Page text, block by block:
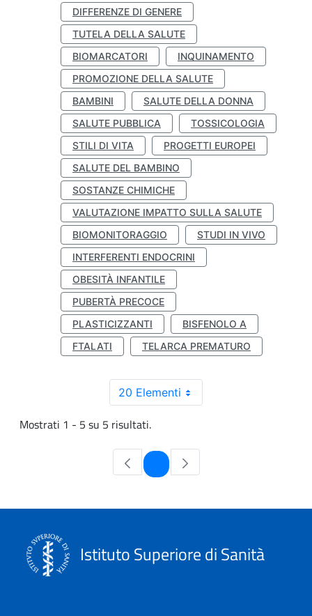
DIFFERENZE DI GENERE
TUTELA DELLA SALUTE
BIOMARCATORI
INQUINAMENTO
PROMOZIONE DELLA SALUTE
BAMBINI
SALUTE DELLA DONNA
SALUTE PUBBLICA
TOSSICOLOGIA
STILI DI VITA
PROGETTI EUROPEI
SALUTE DEL BAMBINO
SOSTANZE CHIMICHE
VALUTAZIONE IMPATTO SULLA SALUTE
BIOMONITORAGGIO
STUDI IN VIVO
INTERFERENTI ENDOCRINI
OBESITÀ INFANTILE
PUBERTÀ PRECOCE
PLASTICIZZANTI
BISFENOLO A
FTALATI
TELARCA PREMATURO
20 Elementi
Mostrati 1 - 5 su 5 risultati.
Pagina
Istituto Superiore di Sanità